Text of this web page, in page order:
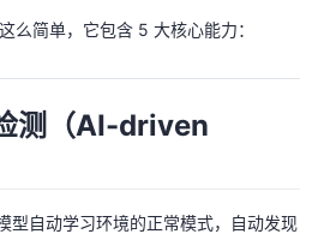
么简单，它包含 5 大核心能力：
测（AI-driven
型自动学习环境的正常模式，自动发现